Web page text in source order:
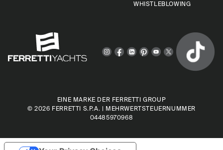
WHISTLEBLOWING
EINE MARKE DER FERRETTI GROUP
© 2026 FERRETTI S.P.A. | MEHRWERTSTEUERNUMMER
04485970968